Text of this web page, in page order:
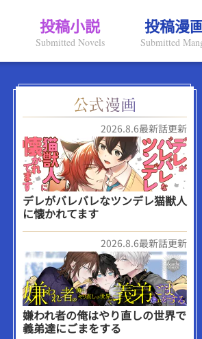
投稿小説
Submitted Novels
投稿漫
Submitted
2026.8.6最新話更新
デレがバレバレなツンデレ猫獣人
に懐かれてます
2026.8.6最新話更新
嫌われ者の俺はやり直しの世界で
義弟達にごまをする